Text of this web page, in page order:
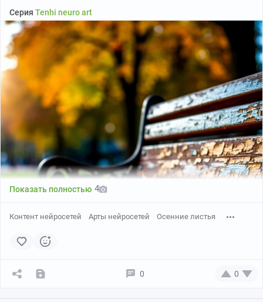
Серия Tenhi neuro art
Показать полностью 4
Контент нейросетей Арты нейросетей Осенние листья
0 0